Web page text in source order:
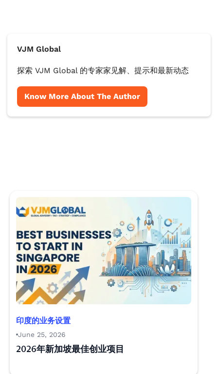
VJM Global
探索 VJM Global 的专家家见解、提示和最新动态
Know More About The Author
印度的业务设置
June 25, 2026
2026年新加坡最佳创业项目